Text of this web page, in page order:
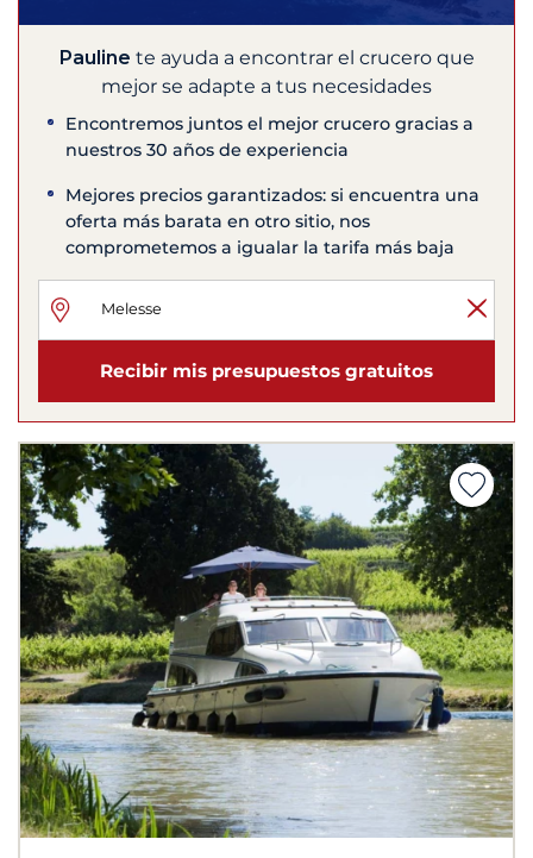
Pauline te ayuda a encontrar el crucero que
mejor se adapte a tus necesidades
Encontremos juntos el mejor crucero gracias a
nuestros 30 años de experiencia
Mejores precios garantizados: si encuentra una
oferta más barata en otro sitio, nos
comprometemos a igualar la tarifa más baja
Recibir mis presupuestos gratuitos